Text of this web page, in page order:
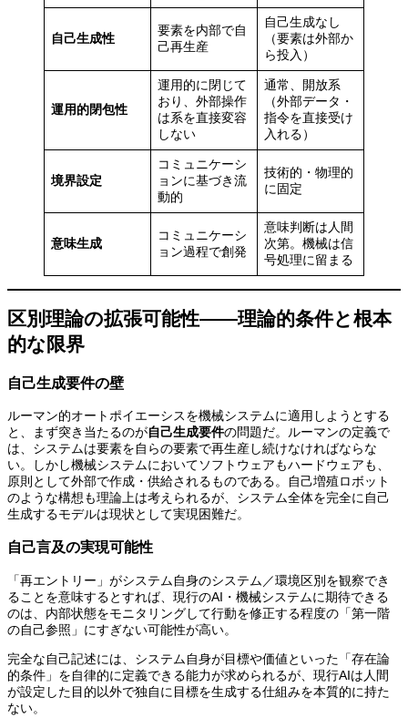
自己生成性
要素を内部で自
己再生産
自己生成なし
（要素は外部か
ら投入）
運用的閉包性
運用的に閉じて
おり、外部操作
は系を直接変容
しない
通常、開放系
（外部データ・
指令を直接受け
入れる）
境界設定
コミュニケーシ
ョンに基づき流
動的
技術的・物理的
に固定
意味生成
コミュニケーシ
ョン過程で創発
意味判断は人間
次第。機械は信
号処理に留まる
区別理論の拡張可能性——理論的条件と根本
的な限界
自己生成要件の壁
ルーマン的オートポイエーシスを機械システムに適用しようとする
と、まず突き当たるのが自己生成要件の問題だ。ルーマンの定義で
は、システムは要素を自らの要素で再生産し続けなければならな
い。しかし機械システムにおいてソフトウェアもハードウェアも、
原則として外部で作成・供給されるものである。自己増殖ロボット
のような構想も理論上は考えられるが、システム全体を完全に自己
生成するモデルは現状として実現困難だ。
自己言及の実現可能性
「再エントリー」がシステム自身のシステム／環境区別を観察でき
ることを意味するとすれば、現行のAI・機械システムに期待できる
のは、内部状態をモニタリングして行動を修正する程度の「第一階
の自己参照」にすぎない可能性が高い。
完全な自己記述には、システム自身が目標や価値といった「存在論
的条件」を自律的に定義できる能力が求められるが、現行AIは人間
が設定した目的以外で独自に目標を生成する仕組みを本質的に持た
ない。